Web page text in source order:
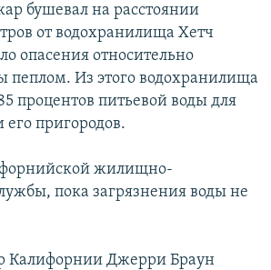
РАССЫЛКУ
бушевал на расстоянии
от водохранилища Хетч
опасения относительно
пеплом. Из этого водохранилища
процентов питьевой воды для
пригородов.
жилищно-
пока загрязнения воды не
Калифорнии Джерри Браун